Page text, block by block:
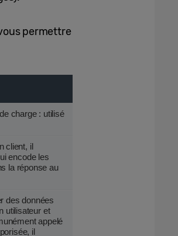
permettre
charge : utilisé
client, il
encode les
la réponse au
des données
utilisateur et
appelé
il